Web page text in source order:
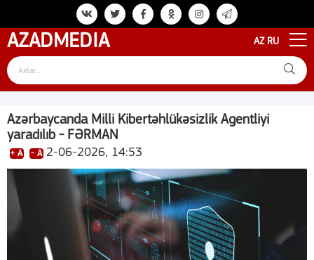
AZADMEDIA AZ RU
Azərbaycanda Milli Kibertəhlükəsizlik Agentliyi
yaradılıb - FƏRMAN
+ A - A 2-06-2026, 14:53